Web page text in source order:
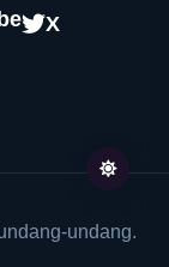
X
undang.